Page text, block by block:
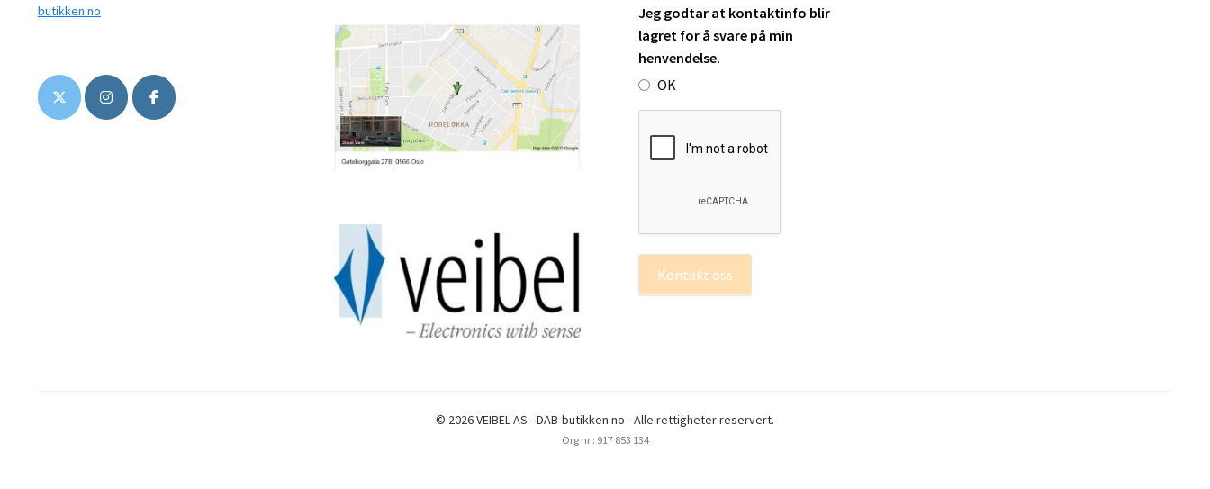
butikken.no
Jeg godtar at kontaktinfo blir
lagret for å svare på min
henvendelse.
OK
Kontakt oss
© 2026 VEIBEL AS - DAB-butikken.no - Alle rettigheter reservert.
Org nr.: 917 853 134